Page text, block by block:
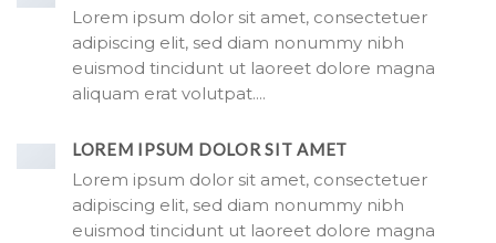
Lorem ipsum dolor sit amet, consectetuer
adipiscing elit, sed diam nonummy nibh
euismod tincidunt ut laoreet dolore magna
aliquam erat volutpat….
LOREM IPSUM DOLOR SIT AMET
Lorem ipsum dolor sit amet, consectetuer
adipiscing elit, sed diam nonummy nibh
euismod tincidunt ut laoreet dolore magna